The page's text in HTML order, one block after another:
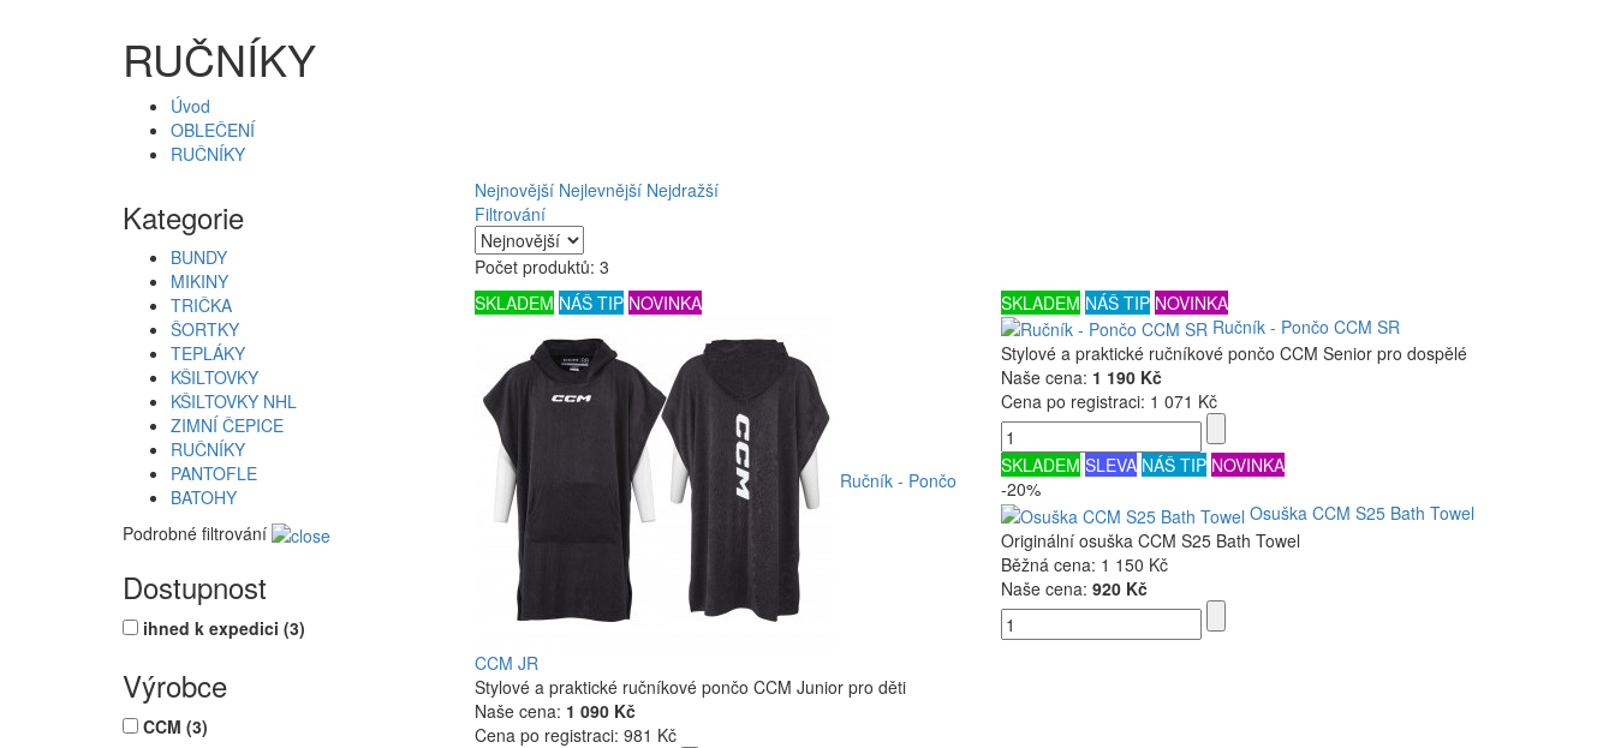
RUČNÍKY
Úvod
OBLEČENÍ
RUČNÍKY
Kategorie
BUNDY
MIKINY
TRIČKA
ŠORTKY
TEPLÁKY
KŠILTOVKY
KŠILTOVKY NHL
ZIMNÍ ČEPICE
RUČNÍKY
PANTOFLE
BATOHY
Podrobné filtrování
Dostupnost
ihned k expedici (3)
Výrobce
CCM (3)
Nejnovější Nejlevnější Nejdražší
Filtrování
Počet produktů: 3
SKLADEM NÁŠ TIP NOVINKA
Ručník - Pončo
CCM JR
Stylové a praktické ručníkové pončo CCM Junior pro děti
Naše cena: 1 090 Kč
Cena po registraci: 981 Kč
SKLADEM NÁŠ TIP NOVINKA
Ručník - Pončo CCM SR
Stylové a praktické ručníkové pončo CCM Senior pro dospělé
Naše cena: 1 190 Kč
Cena po registraci: 1 071 Kč
SKLADEM SLEVA NÁŠ TIP NOVINKA
-20%
Osuška CCM S25 Bath Towel
Originální osuška CCM S25 Bath Towel
Běžná cena: 1 150 Kč
Naše cena:920 Kč